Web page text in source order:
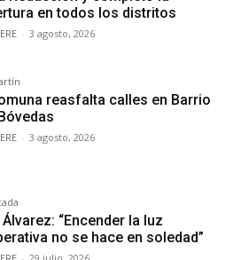
en todos los distritos
- 3 agosto, 2026
reasfalta calles en Barrio
- 3 agosto, 2026
Álvarez: “Encender la luz
no se hace en soledad”